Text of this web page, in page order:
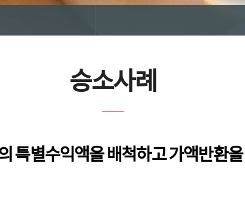
승소사례
특별수익액을 배척하고 가액반환